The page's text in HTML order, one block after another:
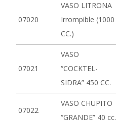
07020
VASO LITRONA
Irrompible (1000
CC.)
07021
VASO
“COCKTEL-
SIDRA” 450 CC.
07022
VASO CHUPITO
“GRANDE” 40 cc.